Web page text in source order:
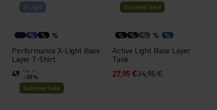
X-Light
% % %
Performance X-Light Base
Layer T-Shirt
49,95 €
Summer Sale
% % % % %
Active Light Base Layer
Tank
27,95 €34,95 €
-20 %
Summer Sale